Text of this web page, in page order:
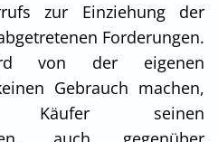
zur Einziehung der
Forderungen.
von der eigenen
Gebrauch machen,
seinen